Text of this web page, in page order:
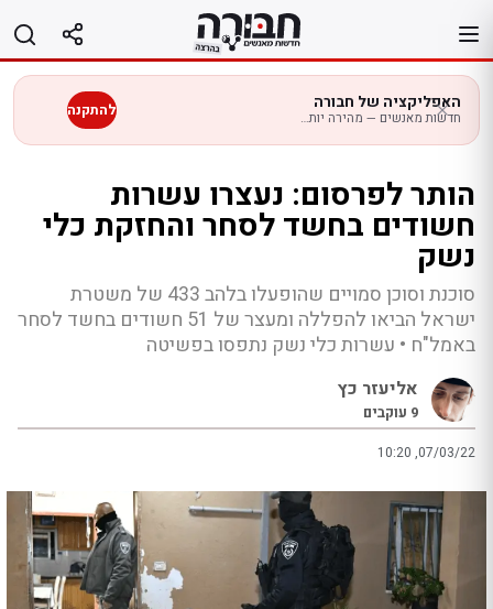
לתוכן
האפליקציה של חבורה
חדשות מאנשים — מהירה יותר בנייד להתקנה
הותר לפרסום: נעצרו עשרות
חשודים בחשד לסחר והחזקת כלי
נשק
סוכנת וסוכן סמויים שהופעלו בלהב 433 של משטרת
ישראל הביאו להפללה ומעצר של 51 חשודים בחשד לסחר
באמל"ח • עשרות כלי נשק נתפסו בפשיטה
אליעזר כץ
9 עוקבים
10:20 ,07/03/22